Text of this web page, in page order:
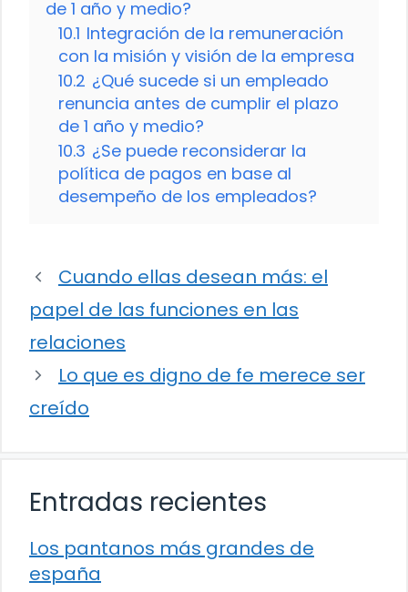
de 1 año y medio?
10.1 Integración de la remuneración
con la misión y visión de la empresa
10.2 ¿Qué sucede si un empleado
renuncia antes de cumplir el plazo
de 1 año y medio?
10.3 ¿Se puede reconsiderar la
política de pagos en base al
desempeño de los empleados?
Cuando ellas desean más: el
papel de las funciones en las
relaciones
Lo que es digno de fe merece ser
creído
Entradas recientes
Los pantanos más grandes de
españa